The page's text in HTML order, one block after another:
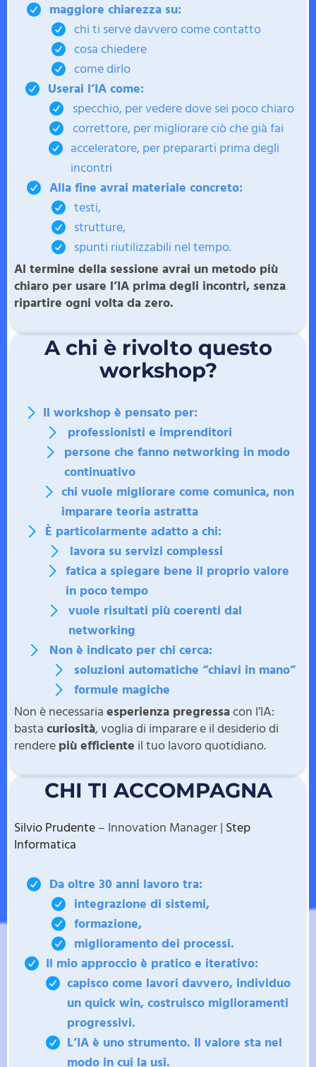
maggiore chiarezza su:
chi ti serve davvero come contatto
cosa chiedere
come dirlo
Userai l’IA come:
specchio, per vedere dove sei poco chiaro
correttore, per migliorare ciò che già fai
acceleratore, per prepararti prima degli
incontri
Alla fine avrai materiale concreto:
testi,
strutture,
spunti riutilizzabili nel tempo.
Al termine della sessione avrai un metodo più
chiaro per usare l’IA prima degli incontri, senza
ripartire ogni volta da zero.
A chi è rivolto questo
workshop?
Il workshop è pensato per:
professionisti e imprenditori
persone che fanno networking in modo
continuativo
chi vuole migliorare come comunica, non
imparare teoria astratta
È particolarmente adatto a chi:
lavora su servizi complessi
fatica a spiegare bene il proprio valore
in poco tempo
vuole risultati più coerenti dal
networking
Non è indicato per chi cerca:
soluzioni automatiche “chiavi in mano”
formule magiche
Non è necessaria esperienza pregressacon l’IA:
basta curiosità, voglia di imparare e il desiderio di
rendere più efficiente il tuo lavoro quotidiano.
CHI TI ACCOMPAGNA
Silvio Prudente – Innovation Manager | Step
Informatica
Da oltre 30 anni lavoro tra:
integrazione di sistemi,
formazione,
miglioramento dei processi.
Il mio approccio è pratico e iterativo:
capisco come lavori davvero, individuo
un quick win, costruisco miglioramenti
progressivi.
L’IA è uno strumento. Il valore sta nel
modo in cui la usi.